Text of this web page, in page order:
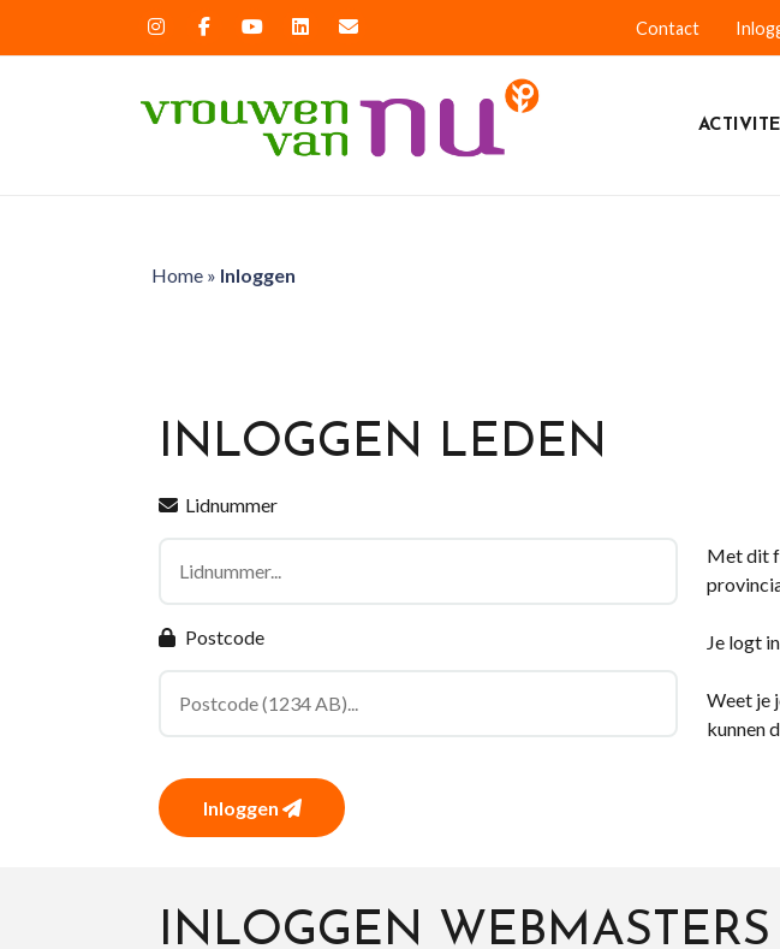
Contact
Home» Inloggen
INLOGGEN LEDEN
Lidnummer
Postcode
Inloggen
Met dit
Je logt
Weet je
kunnen
INLOGGEN WEBMASTERS